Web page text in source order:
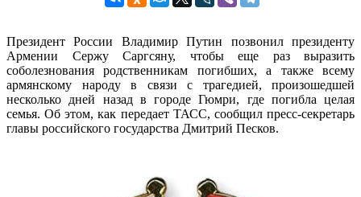
Президент России Владимир Путин позвонил президенту
Армении Сержу Саргсяну, чтобы еще раз выразить
соболезнования родственникам погибших, а также всему
армянскому народу в связи с трагедией, произошедшей
несколько дней назад в городе Гюмри, где погибла целая
семья. Об этом, как передает ТАСС, сообщил пресс-секретарь
главы российского государства Дмитрий Песков.